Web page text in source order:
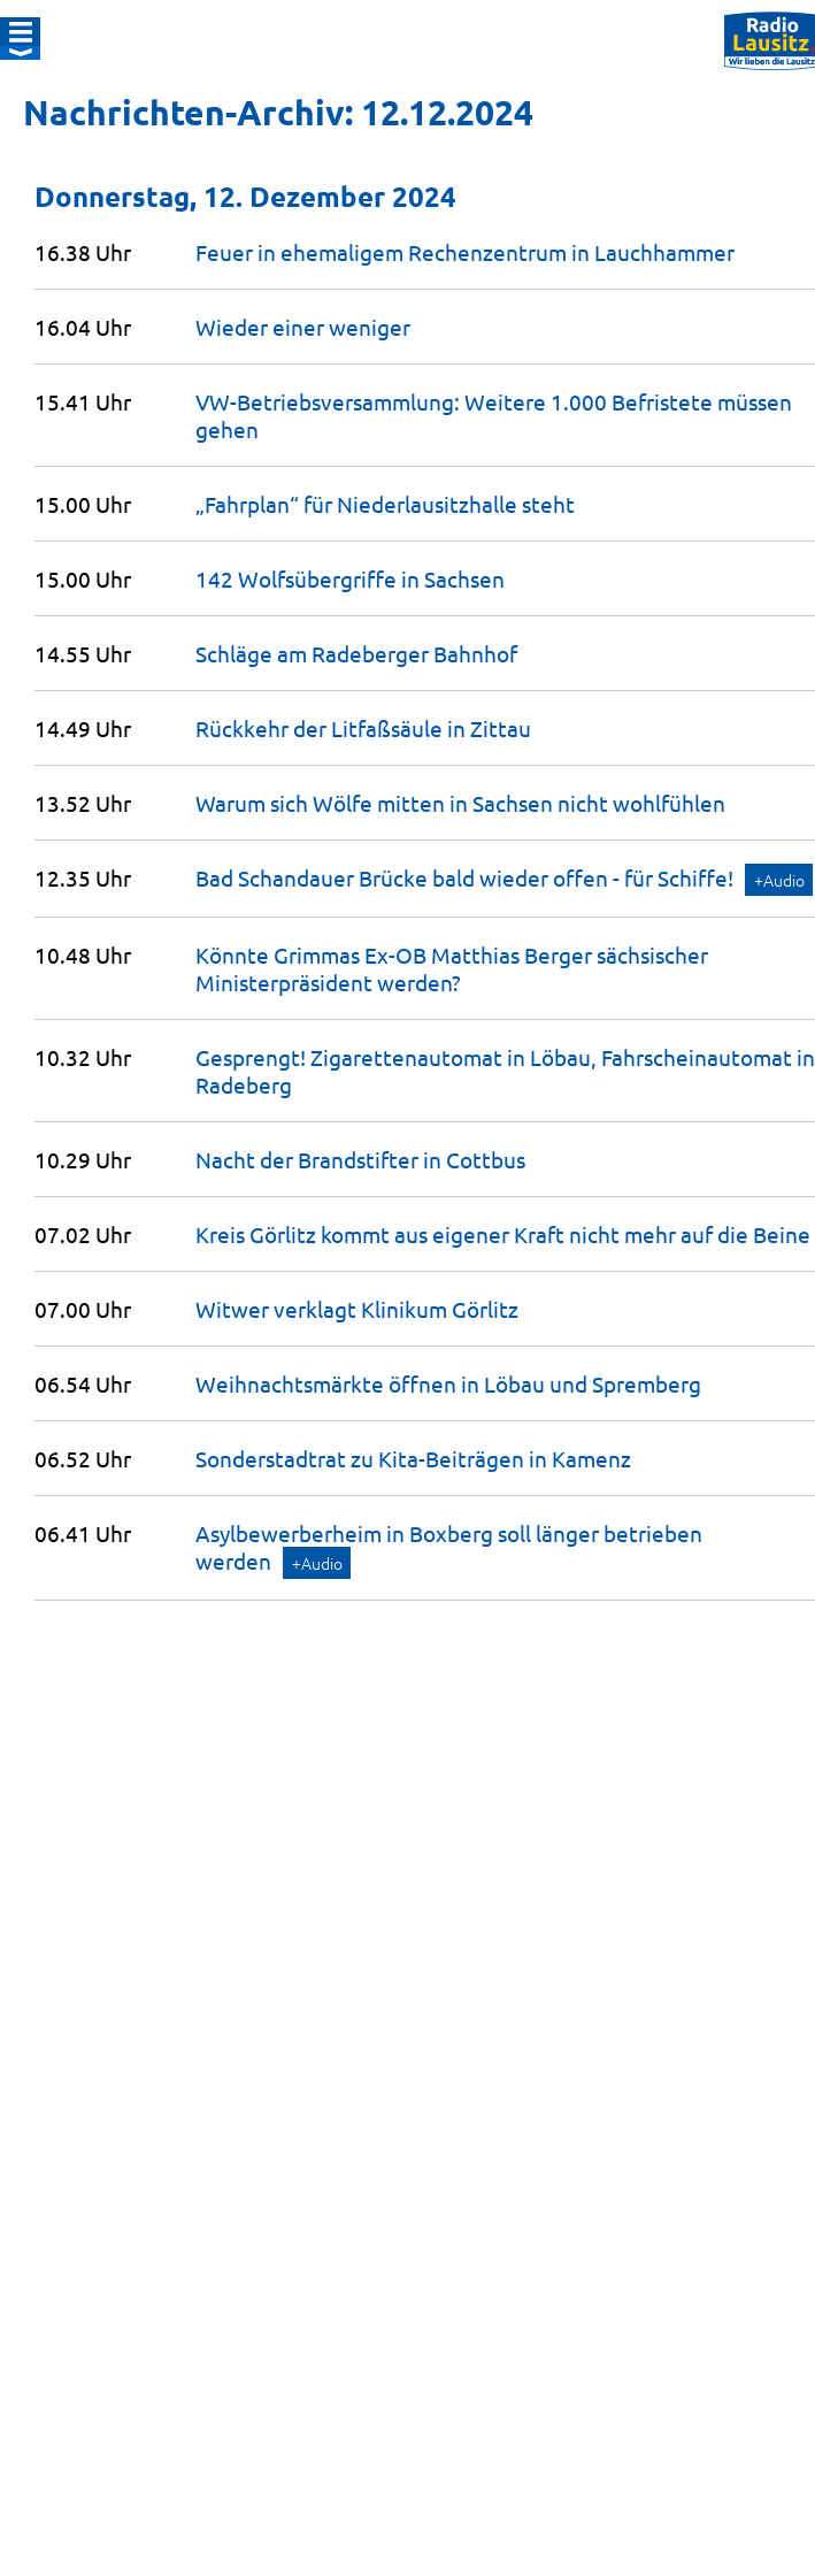
Nachrichten-Archiv: 12.12.2024
Donnerstag, 12. Dezember 2024
16.38 Uhr Feuer in ehemaligem Rechenzentrum in Lauchhammer
16.04 Uhr Wieder einerweniger
15.41 Uhr
VW-Betriebsversammlung: Weitere 1.000 Befristete müssen
gehen
15.00 Uhr „Fahrplan“ für Niederlausitzhalle steht
15.00 Uhr 142 Wolfsübergriffe in Sachsen
14.55 Uhr Schläge am Radeberger Bahnhof
14.49 Uhr Rückkehr der Litfaßsäule in Zittau
13.52 Uhr Warum sich Wölfe mitten in Sachsen nichtwohlfühlen
12.35 Uhr Bad Schandauer Brücke bald wieder offen - fürSchiffe! +Audio
10.48 Uhr
Könnte Grimmas Ex-OB Matthias Berger sächsischer
Ministerpräsidentwerden?
10.32 Uhr
Gesprengt! Zigarettenautomat in Löbau, Fahrscheinautomat in
Radeberg
10.29 Uhr Nacht der Brandstifter in Cottbus
07.02 Uhr Kreis Görlitz kommt aus eigener Kraft nicht mehr auf die Beine
07.00 Uhr Witwer verklagt Klinikum Görlitz
06.54 Uhr Weihnachtsmärkte öffnen in Löbau und Spremberg
06.52 Uhr Sonderstadtrat zu Kita-Beiträgen in Kamenz
06.41 Uhr
Asylbewerberheim in Boxberg soll länger betrieben
werden
+Audio